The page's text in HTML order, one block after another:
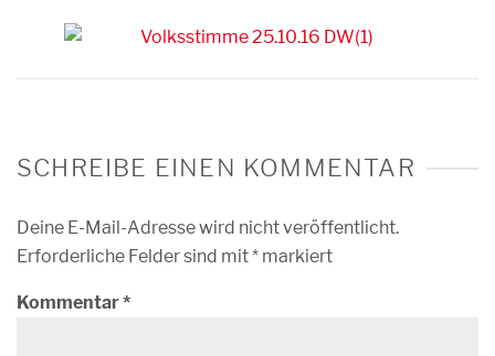
SCHREIBE EINEN KOMMENTAR
Deine E-Mail-Adresse wird nicht veröffentlicht.
Erforderliche Felder sind mit* markiert
Kommentar*